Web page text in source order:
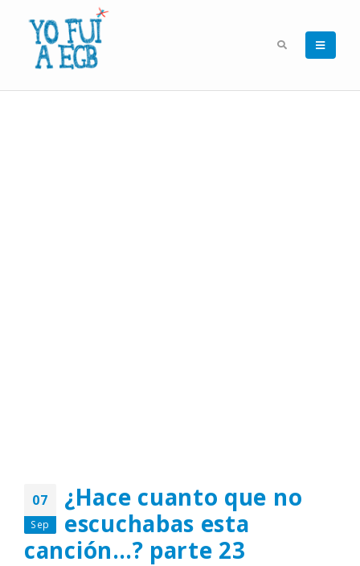
07
Sep
¿Hace cuanto que no
escuchabas esta
canción…? parte 23